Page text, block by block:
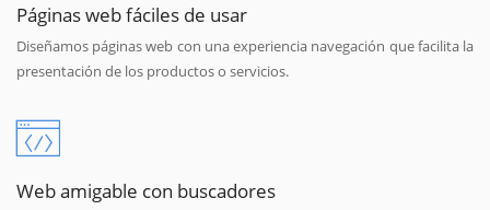
Páginas web fáciles de usar
Diseñamos páginas web con una experiencia navegación que facilita la
presentación de los productos o servicios.
Web amigable con buscadores